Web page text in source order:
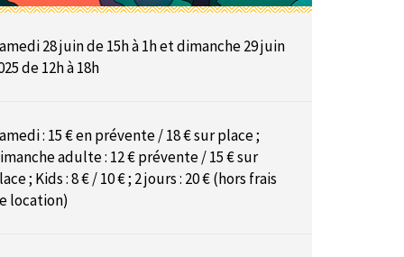
28 juin de 15h à 1h et dimanche 29 juin
de 12h à 18h
: 15 € en prévente / 18 € sur place ;
adulte : 12 € prévente / 15 € sur
; Kids : 8 € / 10 € ; 2 jours : 20 € (hors frais
location)